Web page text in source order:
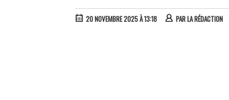
20 NOVEMBRE 2025 À 13:18 PARLA RÉDACTION